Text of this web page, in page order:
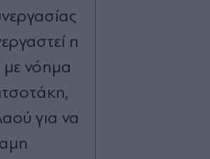
η
με νόημα
για να